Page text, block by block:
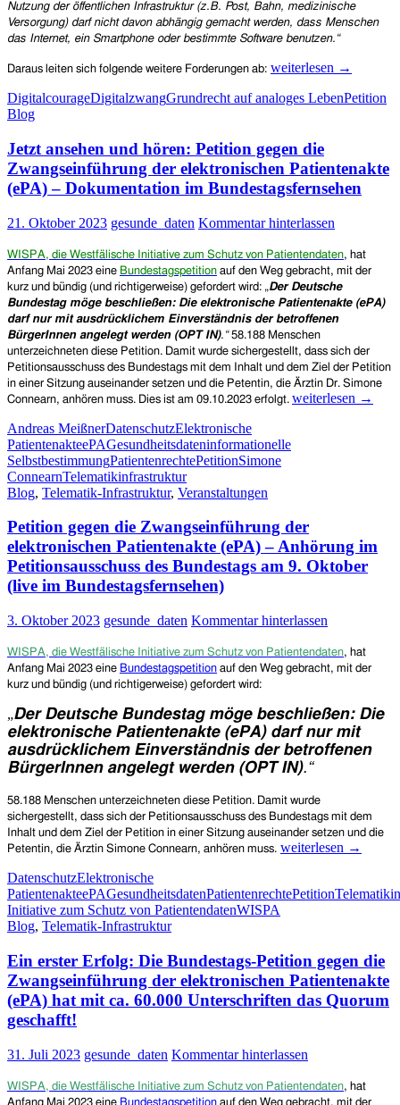
Nutzung der öffentlichen Infrastruktur (z.B. Post, Bahn, medizinische
Versorgung) darf nicht davon abhängig gemacht werden, dass Menschen
das Internet, ein Smartphone oder bestimmte Software benutzen.“
Daraus leiten sich folgende weitere Forderungen ab: Das
auf
ohne
Digitalzwang
ins
Grundgesetz
weiterlesen →
DigitalcourageDigitalzwangGrundrecht auf analoges LebenPetition
Blog
Jetzt ansehen und hören: Petition gegen die
Zwangseinführung der elektronischen Patientenakte
(ePA) – Dokumentation im Bundestagsfernsehen
21. Oktober 2023 gesunde_daten Kommentar hinterlassen
WISPA, die Westfälische Initiative zum Schutz von Patientendaten, hat
Anfang Mai 2023 eine Bundestagspetition auf den Weg gebracht, mit der
kurz und bündig (und richtigerweise) gefordert wird: „Der Deutsche
Bundestag möge beschließen: Die elektronische Patientenakte (ePA)
darf nur mit ausdrücklichem Einverständnis der betroffenen
BürgerInnen angelegt werden (OPT IN).“58.188 Menschen
unterzeichneten diese Petition. Damit wurde sichergestellt, dass sich der
Petitionsausschuss des Bundestags mit dem Inhalt und dem Ziel der Petition
in einer Sitzung auseinander setzen und die Petentin, die Ärztin Dr. Simone
Connearn, anhören muss. Dies ist am 09.10.2023 erfolgt. Jetzt
der
elektronischen
Patientenakte
(ePA)
im
weiterlesen →
Andreas MeißnerDatenschutzElektronische
PatientenakteePAGesundheitsdateninformationelle
SelbstbestimmungPatientenrechtePetitionSimone
ConnearnTelematikinfrastruktur
Blog, Telematik-Infrastruktur, Veranstaltungen
Petition gegen die Zwangseinführung der
elektronischen Patientenakte (ePA) – Anhörung im
Petitionsausschuss des Bundestags am 9. Oktober
(live im Bundestagsfernsehen)
3. Oktober 2023 gesunde_daten Kommentar hinterlassen
WISPA, die Westfälische Initiative zum Schutz von Patientendaten, hat
Anfang Mai 2023 eine Bundestagspetition auf den Weg gebracht, mit der
kurz und bündig (und richtigerweise) gefordert wird:
„Der Deutsche Bundestag möge beschließen: Die
elektronische Patientenakte (ePA) darf nur mit
ausdrücklichem Einverständnis der betroffenen
BürgerInnen angelegt werden (OPT IN).“
58.188 Menschen unterzeichneten diese Petition. Damit wurde
sichergestellt, dass sich der Petitionsausschuss des Bundestags mit dem
Inhalt und dem Ziel der Petition in einer Sitzung auseinander setzen und die
Petentin, die Ärztin Simone Connearn, anhören muss. Petition
Zwangseinführung
der
(ePA)
–
Anhörung
im
Bundestags
9.
weiterlesen →
DatenschutzElektronische
PatientenakteePAGesundheitsdatenPatientenrechtePetition
Initiative zum Schutz von PatientendatenWISPA
Blog, Telematik-Infrastruktur
Ein erster Erfolg: Die Bundestags-Petition gegen die
Zwangseinführung der elektronischen Patientenakte
(ePA) hat mit ca. 60.000 Unterschriften das Quorum
geschafft!
31. Juli 2023 gesunde_daten Kommentar hinterlassen
WISPA, die Westfälische Initiative zum Schutz von Patientendaten, hat
Anfang Mai 2023 eine Bundestagspetition auf den Weg gebracht, mit der